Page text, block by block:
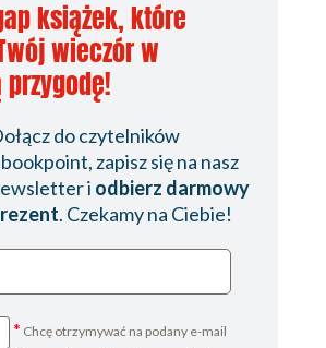
książek, które
wieczór w
do czytelników
zapisz się na nasz
i odbierz darmowy
. Czekamy na Ciebie!
* Chcę otrzymywać na podany e-mail